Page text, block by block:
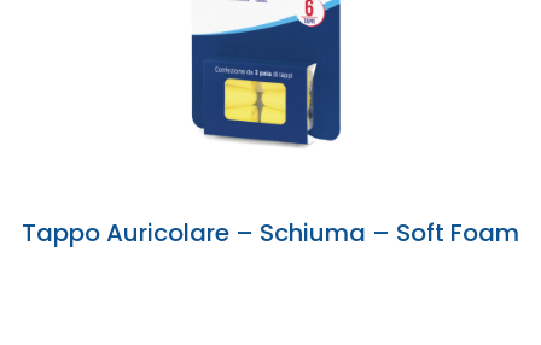
Tappo Auricolare – Schiuma – Soft Foam